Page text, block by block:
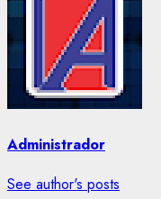
Administrador
See author's posts